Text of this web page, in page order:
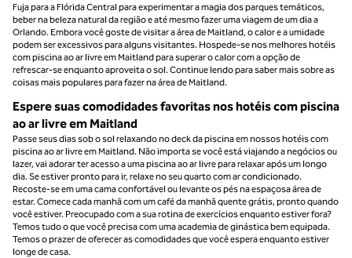
Fuja para a Flórida Central para experimentar a magia dos parques temáticos,
beber na beleza natural da região e até mesmo fazer uma viagem de um dia a
Orlando. Embora você goste de visitar a área de Maitland, o calor e a umidade
podem ser excessivos para alguns visitantes. Hospede-se nos melhores hotéis
com piscina ao ar livre em Maitland para superar o calor com a opção de
refrescar-se enquanto aproveita o sol. Continue lendo para saber mais sobre as
coisas mais populares para fazer na área de Maitland.
Espere suas comodidades favoritas nos hotéis com piscina
ao ar livre em Maitland
Passe seus dias sob o sol relaxando no deck da piscina em nossos hotéis com
piscina ao ar livre em Maitland. Não importa se você está viajando a negócios ou
lazer, vai adorar ter acesso a uma piscina ao ar livre para relaxar após um longo
dia. Se estiver pronto para ir, relaxe no seu quarto com ar condicionado.
Recoste-se em uma cama confortável ou levante os pés na espaçosa área de
estar. Comece cada manhã com um café da manhã quente grátis, pronto quando
você estiver. Preocupado com a sua rotina de exercícios enquanto estiver fora?
Temos tudo o que você precisa com uma academia de ginástica bem equipada.
Temos o prazer de oferecer as comodidades que você espera enquanto estiver
longe de casa.